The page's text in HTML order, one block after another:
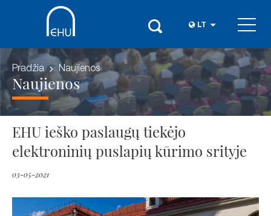
LT
Pradžia Naujienos
Naujienos
EHU ieško paslaugų tiekėjo
elektroninių puslapių kūrimo srityje
03-05-2021